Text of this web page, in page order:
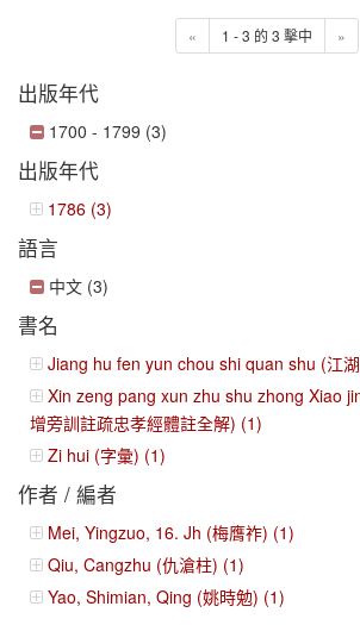
« 1 - 3 的 3 擊中 »
出版年代
1700 - 1799 (3)
出版年代
1786 (3)
語言
中文 (3)
書名
Jiang hu fen yun chou shi quan shu (江
Xin zeng pang xun zhu shu zhong Xiao
增旁訓註疏忠孝經體註全解) (1)
Zi hui (字彙) (1)
作者 / 編者
Mei, Yingzuo, 16. Jh (梅膺祚) (1)
Qiu, Cangzhu (仇滄柱) (1)
Yao, Shimian, Qing (姚時勉) (1)